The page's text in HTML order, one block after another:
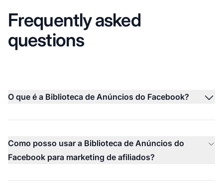
Frequently asked
questions
O que é a Biblioteca de Anúncios do Facebook?
Como posso usar a Biblioteca de Anúncios do
Facebook para marketing de afiliados?